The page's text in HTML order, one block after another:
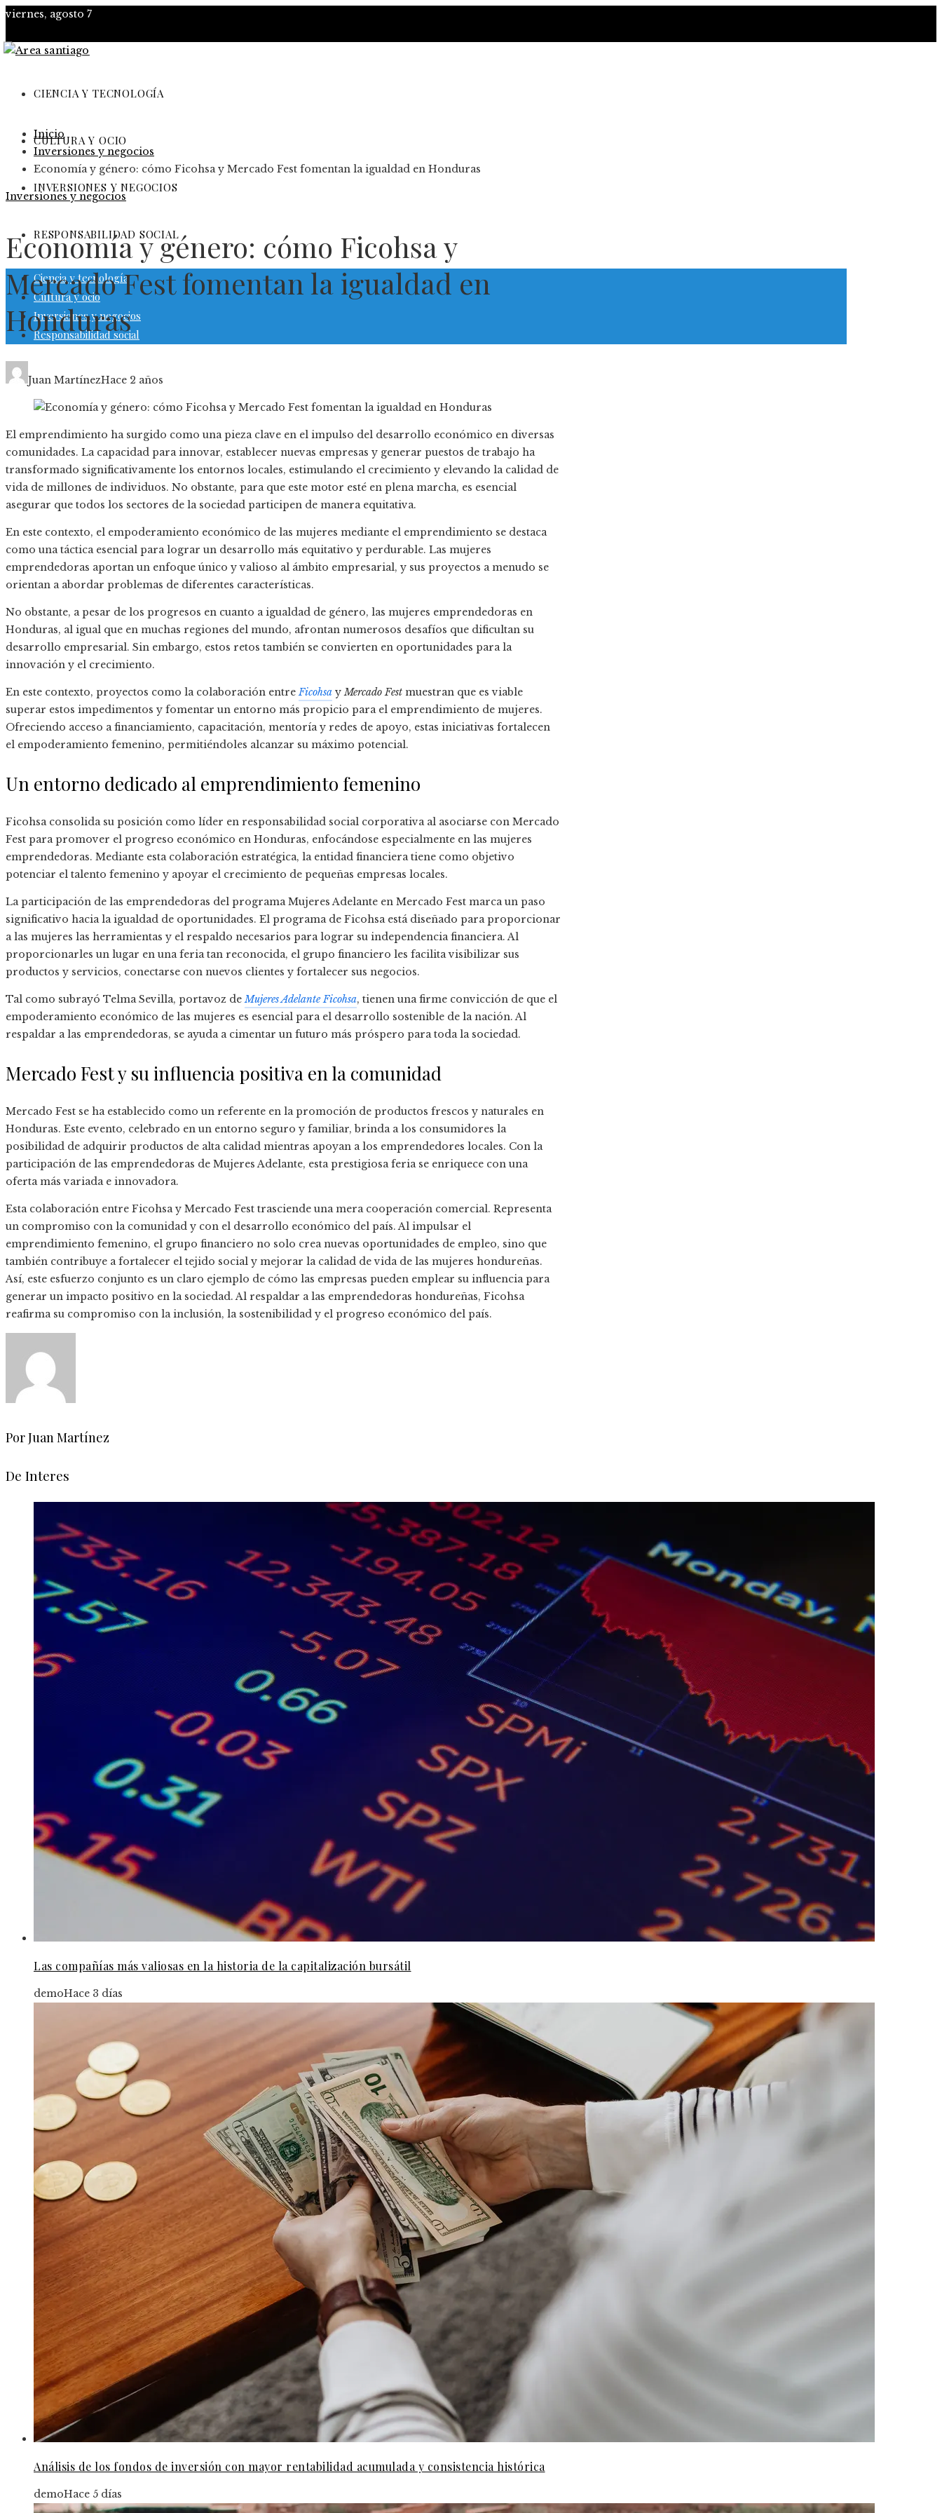
viernes, agosto 7
CIENCIA Y TECNOLOGÍA
CULTURA Y OCIO
INVERSIONES Y NEGOCIOS
RESPONSABILIDAD SOCIAL
Ciencia y tecnología
Cultura y ocio
Inversiones y negocios
Responsabilidad social
Inicio
Inversiones y negocios
Economía y género: cómo Ficohsa y Mercado Fest fomentan la igualdad en Honduras
Inversiones y negocios
Economía y género: cómo Ficohsa y
Mercado Fest fomentan la igualdad en
Honduras
Juan MartínezHace 2 años
El emprendimiento ha surgido como una pieza clave en el impulso del desarrollo económico en diversas
comunidades. La capacidad para innovar, establecer nuevas empresas y generar puestos de trabajo ha
transformado significativamente los entornos locales, estimulando el crecimiento y elevando la calidad de
vida de millones de individuos. No obstante, para que este motor esté en plena marcha, es esencial
asegurar que todos los sectores de la sociedad participen de manera equitativa.
En este contexto, el empoderamiento económico de las mujeres mediante el emprendimiento se destaca
como una táctica esencial para lograr un desarrollo más equitativo y perdurable. Las mujeres
emprendedoras aportan un enfoque único y valioso al ámbito empresarial, y sus proyectos a menudo se
orientan a abordar problemas de diferentes características.
No obstante, a pesar de los progresos en cuanto a igualdad de género, las mujeres emprendedoras en
Honduras, al igual que en muchas regiones del mundo, afrontan numerosos desafíos que dificultan su
desarrollo empresarial. Sin embargo, estos retos también se convierten en oportunidades para la
innovación y el crecimiento.
En este contexto, proyectos como la colaboración entreFicohsa yMercado Fest muestran que es viable
superar estos impedimentos y fomentar un entorno más propicio para el emprendimiento de mujeres.
Ofreciendo acceso a financiamiento, capacitación, mentoría y redes de apoyo, estas iniciativas fortalecen
el empoderamiento femenino, permitiéndoles alcanzar su máximo potencial.
Un entorno dedicado al emprendimiento femenino
Ficohsa consolida su posición como líder en responsabilidad social corporativa al asociarse con Mercado
Fest para promover el progreso económico en Honduras, enfocándose especialmente en las mujeres
emprendedoras. Mediante esta colaboración estratégica, la entidad financiera tiene como objetivo
potenciar el talento femenino y apoyar el crecimiento de pequeñas empresas locales.
La participación de las emprendedoras del programa Mujeres Adelante en Mercado Fest marca un paso
significativo hacia la igualdad de oportunidades. El programa de Ficohsa está diseñado para proporcionar
a las mujeres las herramientas y el respaldo necesarios para lograr su independencia financiera. Al
proporcionarles un lugar en una feria tan reconocida, el grupo financiero les facilita visibilizar sus
productos y servicios, conectarse con nuevos clientes y fortalecer sus negocios.
Tal como subrayó Telma Sevilla, portavoz deMujeres Adelante Ficohsa, tienen una firme convicción de que el
empoderamiento económico de las mujeres es esencial para el desarrollo sostenible de la nación. Al
respaldar a las emprendedoras, se ayuda a cimentar un futuro más próspero para toda la sociedad.
Mercado Fest y su influencia positiva en la comunidad
Mercado Fest se ha establecido como un referente en la promoción de productos frescos y naturales en
Honduras. Este evento, celebrado en un entorno seguro y familiar, brinda a los consumidores la
posibilidad de adquirir productos de alta calidad mientras apoyan a los emprendedores locales. Con la
participación de las emprendedoras de Mujeres Adelante, esta prestigiosa feria se enriquece con una
oferta más variada e innovadora.
Esta colaboración entre Ficohsa y Mercado Fest trasciende una mera cooperación comercial. Representa
un compromiso con la comunidad y con el desarrollo económico del país. Al impulsar el
emprendimiento femenino, el grupo financiero no solo crea nuevas oportunidades de empleo, sino que
también contribuye a fortalecer el tejido social y mejorar la calidad de vida de las mujeres hondureñas.
Así, este esfuerzo conjunto es un claro ejemplo de cómo las empresas pueden emplear su influencia para
generar un impacto positivo en la sociedad. Al respaldar a las emprendedoras hondureñas, Ficohsa
reafirma su compromiso con la inclusión, la sostenibilidad y el progreso económico del país.
Por Juan Martínez
De Interes
Las compañías más valiosas en la historia de la capitalización bursátil
demoHace 3 días
Análisis de los fondos de inversión con mayor rentabilidad acumulada y consistencia histórica
demoHace 5 días